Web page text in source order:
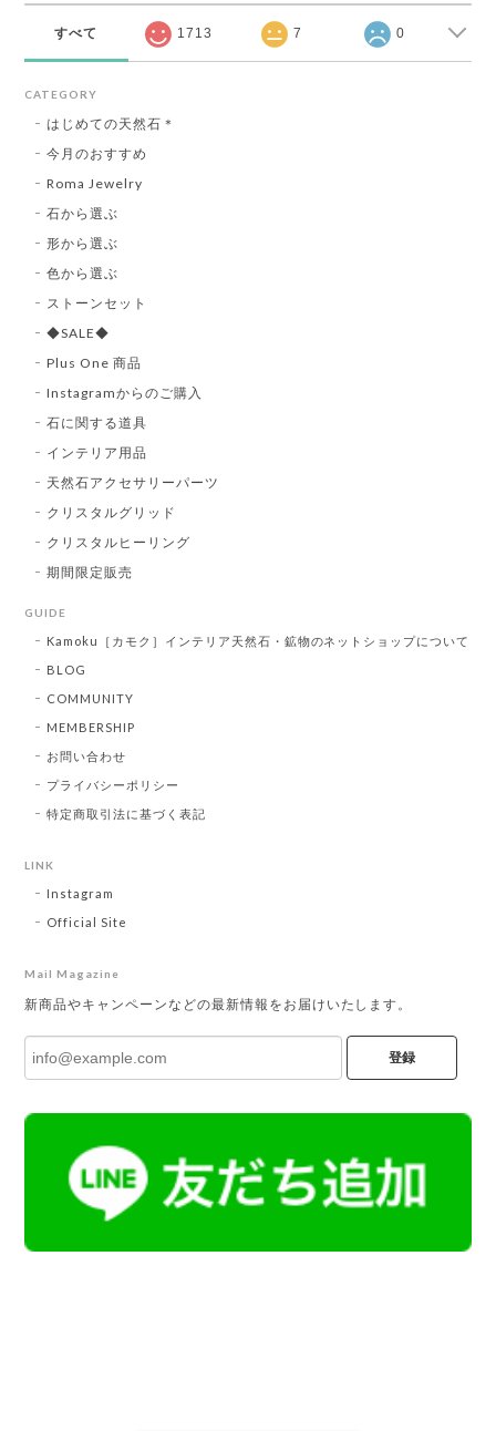
すべて 1713 7 0
CATEGORY
はじめての天然石＊
今月のおすすめ
Roma Jewelry
石から選ぶ
形から選ぶ
色から選ぶ
ストーンセット
◆SALE◆
Plus One 商品
Instagramからのご購入
石に関する道具
インテリア用品
天然石アクセサリーパーツ
クリスタルグリッド
クリスタルヒーリング
期間限定販売
GUIDE
Kamoku［カモク］インテリア天然石・鉱物のネットショップについて
BLOG
COMMUNITY
MEMBERSHIP
お問い合わせ
プライバシーポリシー
特定商取引法に基づく表記
LINK
Instagram
Official Site
Mail Magazine
新商品やキャンペーンなどの最新情報をお届けいたします。
登録